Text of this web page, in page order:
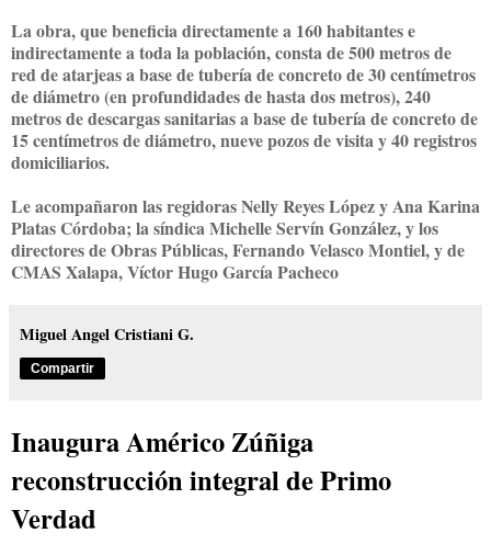
La obra, que beneficia directamente a 160 habitantes e
indirectamente a toda la población, consta de 500 metros de
red de atarjeas a base de tubería de concreto de 30 centímetros
de diámetro (en profundidades de hasta dos metros), 240
metros de descargas sanitarias a base de tubería de concreto de
15 centímetros de diámetro, nueve pozos de visita y 40 registros
domiciliarios.
Le acompañaron las regidoras Nelly Reyes López y Ana Karina
Platas Córdoba; la síndica Michelle Servín González, y los
directores de Obras Públicas, Fernando Velasco Montiel, y de
CMAS Xalapa, Víctor Hugo García Pacheco
Miguel Angel Cristiani G.
Compartir
Inaugura Américo Zúñiga
reconstrucción integral de Primo
Verdad